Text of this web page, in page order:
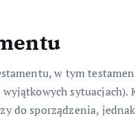
w tym
sytuacjach).
do sporządzenia,